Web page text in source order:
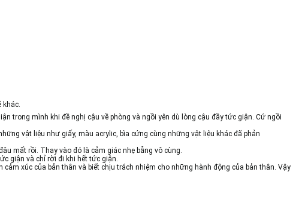
khác.
trong mình khi đề nghị cậu về phòng và ngồi yên dù lòng cậu đầy tức giận. Cứ ngồi
vật liệu như giấy, màu acrylic, bìa cứng cùng những vật liệu khác đã phản
mất rồi. Thay vào đó là cảm giác nhẹ bẫng vô cùng.
giận và chỉ rời đi khi hết tức giận.
xúc của bản thân và biết chịu trách nhiệm cho những hành động của bản thân. Vậy